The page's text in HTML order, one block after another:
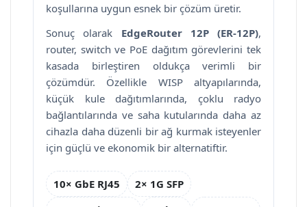
koşullarına uygun esnek bir çözüm üretir.
Sonuç olarak EdgeRouter 12P (ER-12P),
router, switch ve PoE dağıtım görevlerini tek
kasada birleştiren oldukça verimli bir
çözümdür. Özellikle WISP altyapılarında,
küçük kule dağıtımlarında, çoklu radyo
bağlantılarında ve saha kutularında daha az
cihazla daha düzenli bir ağ kurmak isteyenler
için güçlü ve ekonomik bir alternatiftir.
10× GbE RJ45
2× 1G SFP